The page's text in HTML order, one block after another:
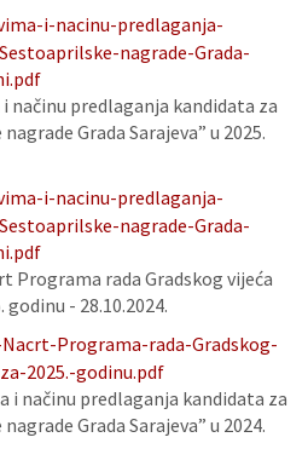
i-nacinu-predlaganja-
nagrade-Grada-
načinu predlaganja kandidata za
Grada Sarajeva” u 2025.
i-nacinu-predlaganja-
nagrade-Grada-
Programa rada Gradskog vijeća
godinu - 28.10.2024.
Programa-rada-Gradskog-
2025.-godinu.pdf
i načinu predlaganja kandidata za
Grada Sarajeva” u 2024.